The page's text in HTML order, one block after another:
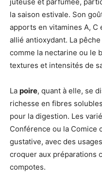
la saison estivale. Son
apports en vitamines A, C
allié antioxydant. La
comme la nectarine ou le
textures et intensités de
La poire, quant à elle, se
richesse en fibres
pour la digestion. Les
Conférence ou la Comice
gustative, avec des
croquer aux préparations
compotes.